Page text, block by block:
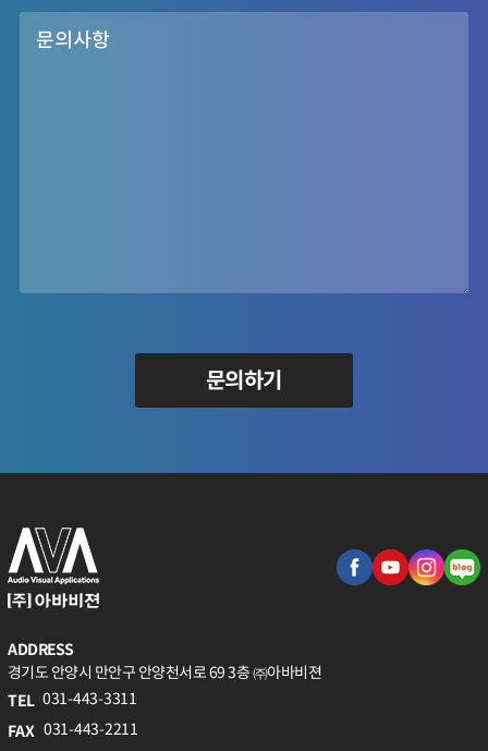
문의하기
ADDRESS
경기도 안양시 만안구 안양천서로 69 3층 ㈜아바비젼
TEL 031-443-3311
FAX 031-443-2211